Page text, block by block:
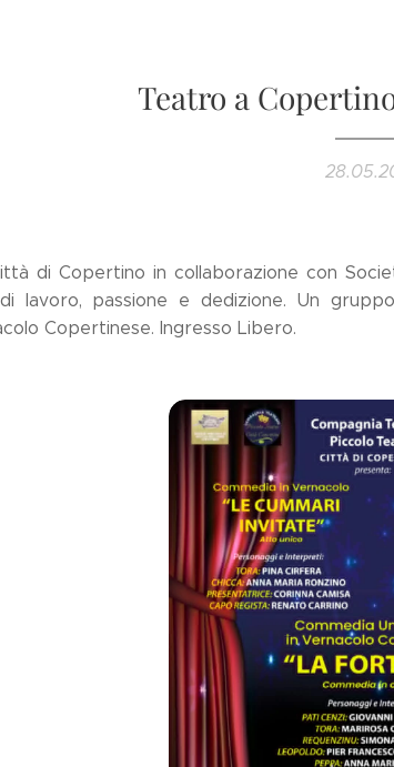
Teatro a
di Copertino in collaborazione con
lavoro, passione e dedizione. Un
Copertinese. Ingresso Libero.